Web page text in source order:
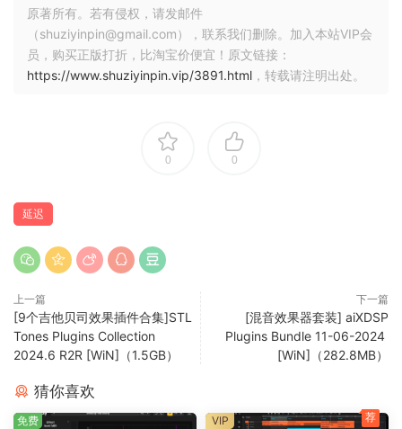
– （64位：VST2、VST3、AAX）
安装并用补丁替换。
Efektor Echolyte, an echo/delay plugin developed to infuse
your tracks with the vintage warmth and character of
hazy, dark, and warm repeats. Drawing inspiration from the
analog circuits of yesteryears, Echolyte delivers an
authentic experience, raising your tone to a realm where
rich and organic echoes reign supreme.
Kuassa Efektor Echolyte captures the essence from three
most sought analog delay pedals, offering a distinct tone
with smooth, musical repeats. From subtle, ethereal
ambience to lush, cascading repeats, Kuassa Efektor
Echolyte empowers you to sculpt your sound with
precision and finesse.
原著所有。若有侵权，请发邮件
（shuziyinpin@gmail.com），联系我们删除。加入本站VIP会
员，购买正版打折，比淘宝价便宜！原文链接：
https://www.shuziyinpin.vip/3891.html ，转载请注明出处。
0 0
延迟
上一篇
[9个吉他贝司效果插件合集]STL
Tones Plugins Collection
2024.6 R2R [WiN]（1.5GB）
下一篇
[混音效果器套装] aiXDSP
Plugins Bundle 11-06-2024
[WiN]（282.8MB）
猜你喜欢
免费 VIP 荐